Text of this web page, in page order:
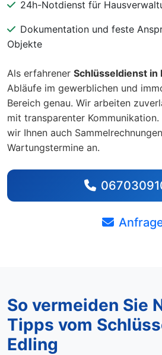
24h-Notdienst für
Dokumentation und feste
Objekte
Als erfahrener Schlüsseldienst in
Abläufe im gewerblichen und
Bereich genau. Wir arbeiten
mit transparenter
wir Ihnen auch
Wartungstermine an.
So vermeiden Sie
Tipps vom
Edling